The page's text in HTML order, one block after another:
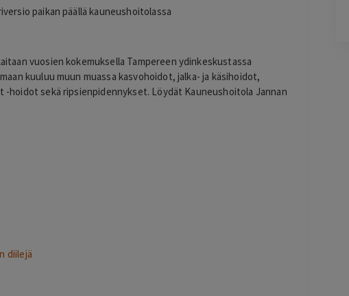
paikan päällä kauneushoitolassa
vuosien kokemuksella Tampereen ydinkeskustassa
kuuluu muun muassa kasvohoidot, jalka- ja käsihoidot,
hoidot sekä ripsienpidennykset. Löydät Kauneushoitola Jannan
diilejä